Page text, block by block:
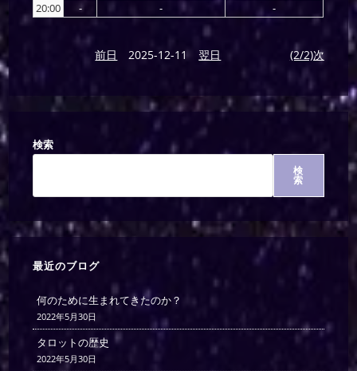
20:00
- - -
前日 2025-12-11 翌日 (2/2)次
検索
検
索
最近のブログ
何のために生まれてきたのか？
2022年5月30日
タロットの歴史
2022年5月30日